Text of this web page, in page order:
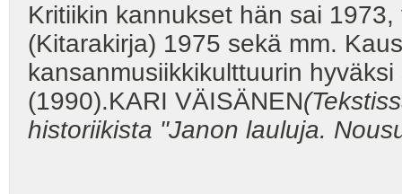
Kritiikin kannukset hän sai
(Kitarakirja) 1975 sekä mm.
kansanmusiikkikulttuurin
(1990).KARI VÄISÄNEN
historiikista "Janon lauluja.